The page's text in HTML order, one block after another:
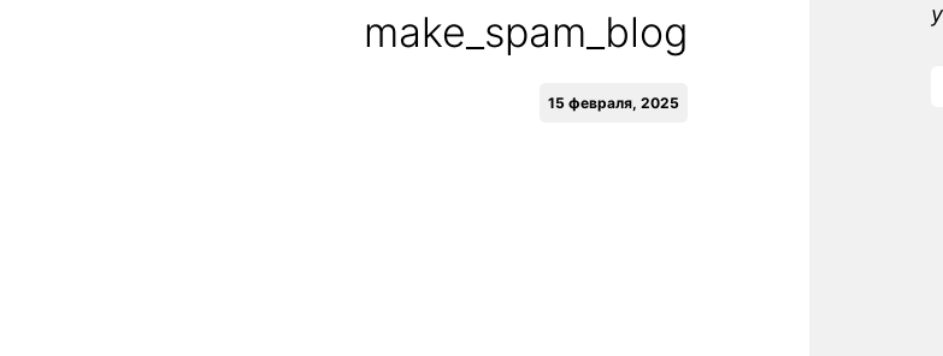
make_spam_blog
15 февраля, 2025